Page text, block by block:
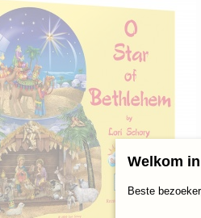
Welkom
Beste